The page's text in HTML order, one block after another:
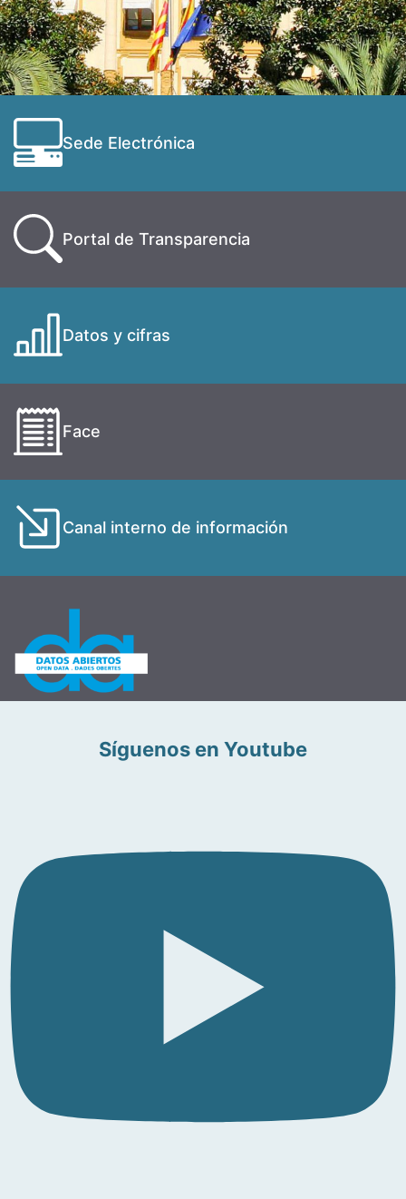
Sede Electrónica
Portal de Transparencia
Datos y cifras
Face
Canal interno de información
Síguenos en Youtube